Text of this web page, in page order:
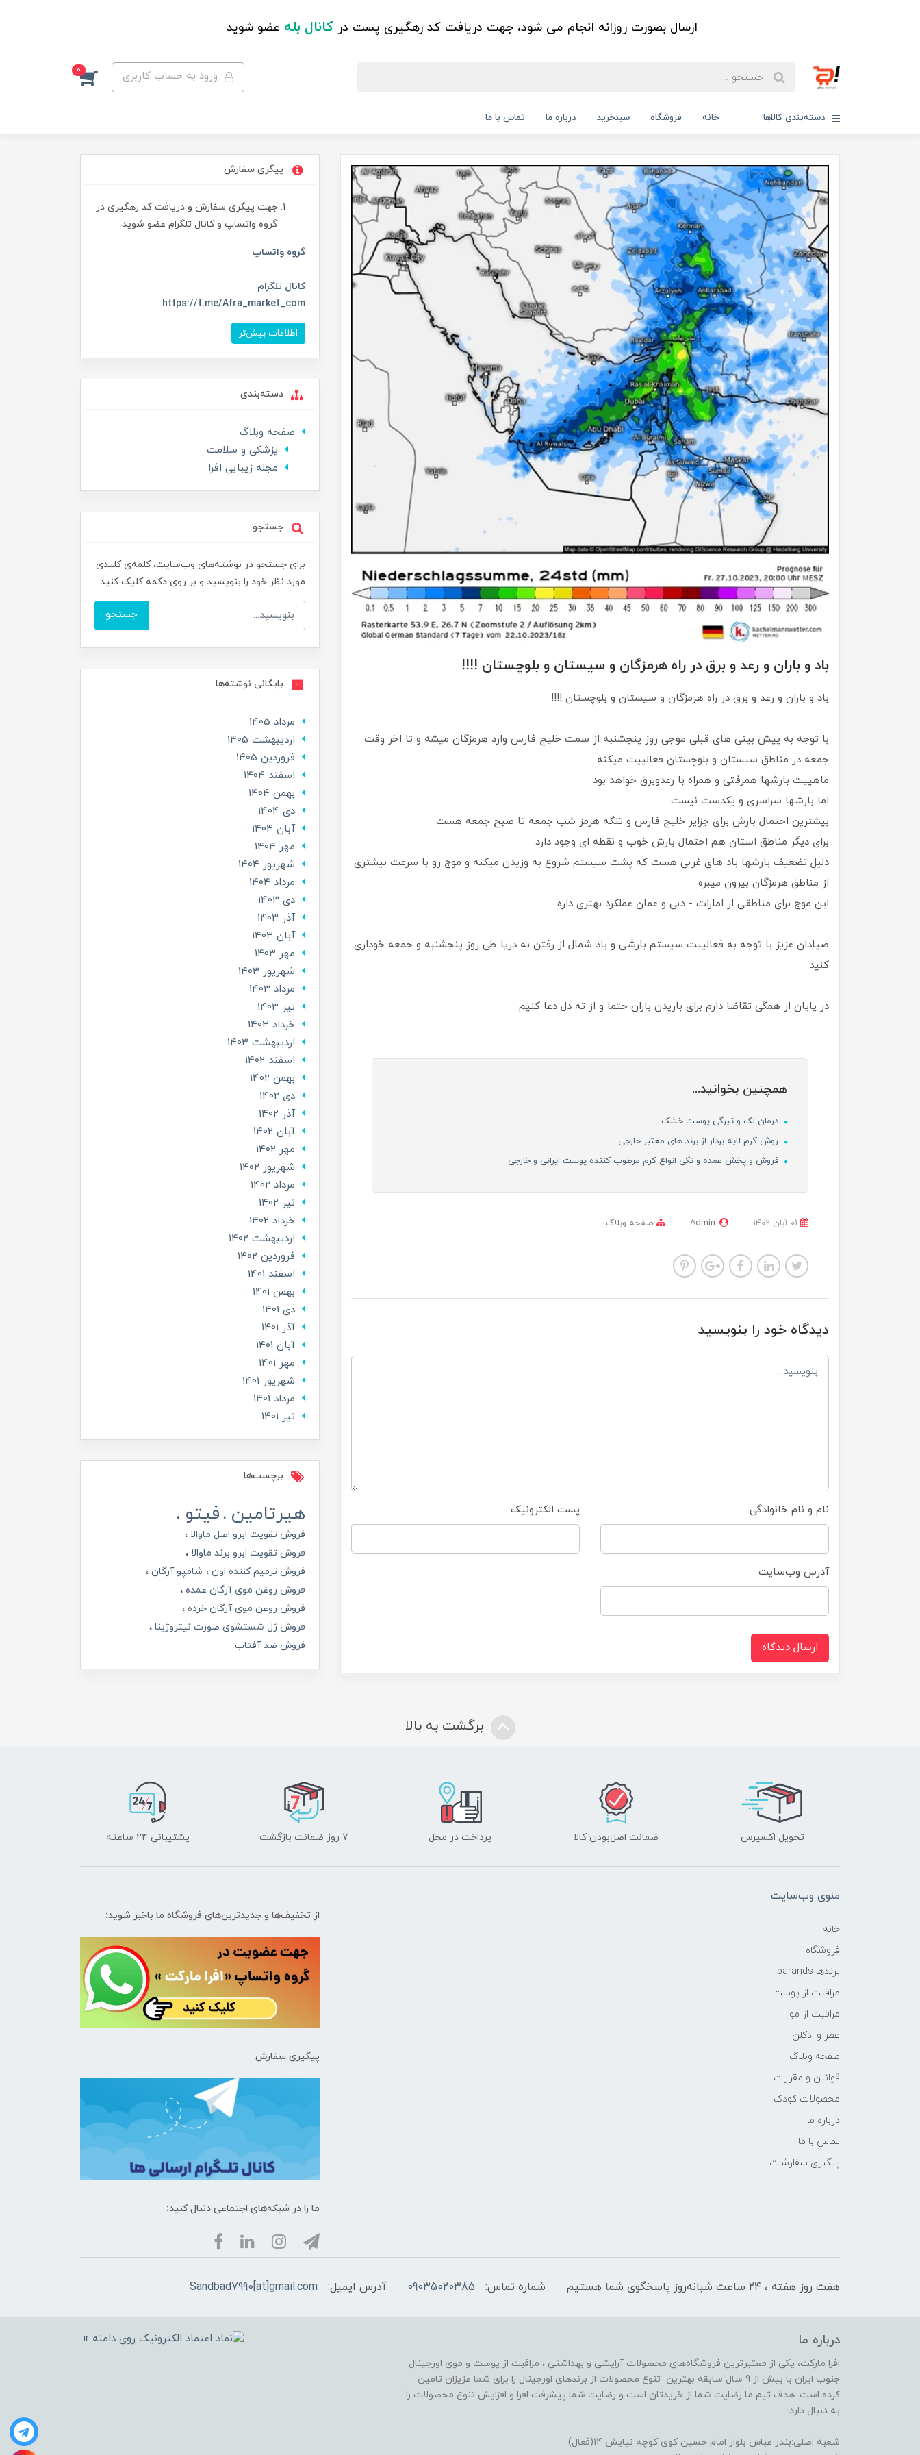
ارسال بصورت روزانه انجام می شود، جهت دریافت کد رهگیری پست در کانال بله عضو شوید
ورود به حساب کاربری 0
دسته‌بندی کالاها خانه فروشگاه سبدخرید درباره ما تماس با ما
باد و باران و رعد و برق در راه هرمزگان و سیستان و بلوچستان !!!!
باد و باران و رعد و برق در راه هرمزگان و سیستان و بلوچستان !!!!
با توجه به پیش بینی های قبلی موجی روز پنجشنبه از سمت خلیج فارس وارد هرمزگان میشه و تا اخر وقت
جمعه در مناطق سیستان و بلوچستان فعالییت میکنه
ماهییت بارشها همرفتی و همراه با رعدوبرق خواهد بود
اما بارشها سراسری و یکدست نیست
بیشترین احتمال بارش برای جزایر خلیج فارس و تنگه هرمز شب جمعه تا صبح جمعه هست
برای دیگر مناطق استان هم احتمال بارش خوب و نقطه ای وجود دارد
دلیل تضعیف بارشها باد های غربی هست که پشت سیستم شروع به وزیدن میکنه و موج رو با سرعت بیشتری
از مناطق هرمزگان بیرون میبره
این موج برای مناطقی از امارات - دبی و عمان عملکرد بهتری داره
صیادان عزیز با توجه به فعالییت سیستم بارشی و باد شمال از رفتن به دریا طی روز پنجشنبه و جمعه خوداری
کنید
در پایان از همگی تقاضا دارم برای باریدن باران حتما و از ته دل دعا کنیم
همچنین بخوانید...
درمان لک و تیرگی‌ پوست‌ خشک
روش کرم لایه بردار از برند های معتبر خارجی
فروش و پخش عمده و تکی انواع کرم مرطوب کننده پوست ایرانی و خارجی
Admin صفحه وبلاگ
دیدگاه خود را بنویسید
نام و نام خانوادگی پست الکترونیک
آدرس وب‌سایت
ارسال دیدگاه
پیگری سفارش
جهت پیگری سفارش و دریافت کد رهگیری در
گروه واتساپ و کانال تلگرام عضو شوید
گروه واتساپ
کانال تلگرام
https://t.me/Afra_market_com
اطلاعات بیش‌تر
دسته‌بندی
صفحه وبلاگ
پزشکی و سلامت
مجله زیبایی افرا
جستجو
برای جستجو در نوشته‌های وب‌سایت، کلمه‌ی کلیدی
مورد نظر خود را بنویسید و بر روی دکمه کلیک کنید.
جستجو
بایگانی نوشته‌ها
مرداد 1405
ارديبهشت 1405
فروردین 1405
اسفند 1404
بهمن 1404
دی 1404
آبان 1404
مهر 1404
شهریور 1404
مرداد 1404
دی 1403
آذر 1403
آبان 1403
مهر 1403
شهریور 1403
مرداد 1403
تير 1403
خرداد 1403
ارديبهشت 1403
اسفند 1402
بهمن 1402
دی 1402
آذر 1402
آبان 1402
مهر 1402
شهریور 1402
مرداد 1402
تير 1402
خرداد 1402
ارديبهشت 1402
فروردین 1402
اسفند 1401
بهمن 1401
دی 1401
آذر 1401
آبان 1401
مهر 1401
شهریور 1401
مرداد 1401
تير 1401
برچسب‌ها
هیرتامین فیتو
فروش تقویت ابرو اصل ماوالا
فروش تقویت ابرو برند ماوالا
فروش ترمیم کننده اون
شامپو آرگان
فروش روغن موی آرگان عمده
فروش روغن موی آرگان خرده
فروش ژل شستشوی صورت نیتروژینا
فروش ضد آفتاب
برگشت به بالا
تحویل اکسپرس ضمانت اصل‌بودن کالا پرداخت در محل ۷ روز ضمانت بازگشت پشتیبانی ۲۴ ساعته
منوی وب‌سایت
خانه
فروشگاه
برندها barands
مراقبت از پوست
مراقبت از مو
عطر و ادکلن
صفحه وبلاگ
قوانین و مقررات
محصولات کودک
درباره ما
تماس با ما
پیگیری سفارشات
از تخفیف‌ها و جدیدترین‌های فروشگاه ما باخبر شوید:
پیگیری سفارش
ما را در شبکه‌های اجتماعی دنبال کنید:
هفت روز هفته ، ۲۴ ساعت شبانه‌روز پاسخگوی شما هستیم شماره تماس: 09035020385 آدرس ایمیل: Sandbad7990[at]gmail.com
درباره ما
افرا مارکت، یکی از معتبرترین فروشگاه‌های محصولات آرایشی و بهداشتی ، مراقبت از پوست و موی اورجینال
جنوب ایران با بیش از 9 سال سابقه بهترین تنوع محصولات از برندهای اورجینال را برای شما عزیزان تامین
کرده است. هدف تیم ما رضایت شما از خریدتان است و رضایت شما پیشرفت افرا و افزایش تنوع محصولات را
به دنبال دارد.
شعبه اصلی:بندر عباس بلوار امام حسین کوی کوچه نیایش 14(فعال)